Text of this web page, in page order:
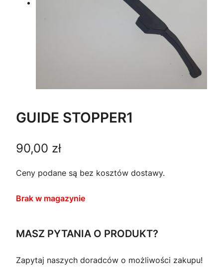
GUIDE STOPPER1
90,00 zł
Ceny podane są bez kosztów dostawy.
Brak w magazynie
MASZ PYTANIA O PRODUKT?
Zapytaj naszych doradców o możliwości zakupu!